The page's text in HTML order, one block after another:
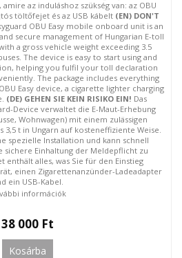
az induláshoz szükség van: az OBU
töltőfejet és az USB kábelt (EN) DON'T
OBU Easy mobile onboard unit is an
secure management of Hungarian E-toll
a gross vehicle weight exceeding 3.5
The device is easy to start using and
helping you fulfil your toll declaration
The package includes everything
Easy device, a cigarette lighter charging
(DE) GEHEN SIE KEIN RISIKO EIN! Das
Device verwaltet die E-Maut-Erhebung
Wohnwagen) mit einem zulässigen
3,5 t in Ungarn auf kosteneffiziente Weise.
spezielle Installation und kann schnell
sichere Einhaltung der Meldepflicht zu
enthält alles, was Sie für den Einstieg
einen Zigarettenanzünder-Ladeadapter
ein USB-Kabel.
információk
38 000 Ft
Kosárba